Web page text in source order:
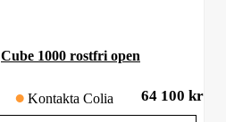
Cube 1000 rostfri open
Kontakta Colia 64 100 kr